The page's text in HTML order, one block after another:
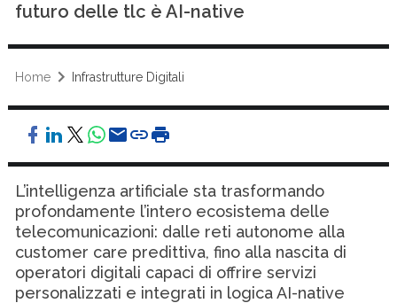
futuro delle tlc è AI-native
Home Infrastrutture Digitali
L’intelligenza artificiale sta trasformando
profondamente l’intero ecosistema delle
telecomunicazioni: dalle reti autonome alla
customer care predittiva, fino alla nascita di
operatori digitali capaci di offrire servizi
personalizzati e integrati in logica AI-native